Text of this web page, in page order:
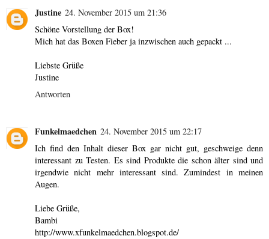
Justine 24. November 2015 um 21:36
Schöne Vorstellung der Box!
Mich hat das Boxen Fieber ja inzwischen auch gepackt ...
Liebste Grüße
Justine
Antworten
Funkelmaedchen 24. November 2015 um 22:17
Ich find den Inhalt dieser Box gar nicht gut, geschweige denn
interessant zu Testen. Es sind Produkte die schon älter sind und
irgendwie nicht mehr interessant sind. Zumindest in meinen
Augen.
Liebe Grüße,
Bambi
http://www.xfunkelmaedchen.blogspot.de/